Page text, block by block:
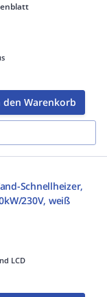
den Warenkorb
Schnellheizer,
230V, weiß
LCD